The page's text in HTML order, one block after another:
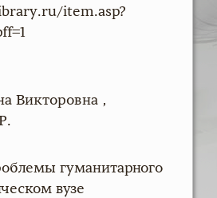
item.asp?
Викторовна ,
гуманитарного
вузе